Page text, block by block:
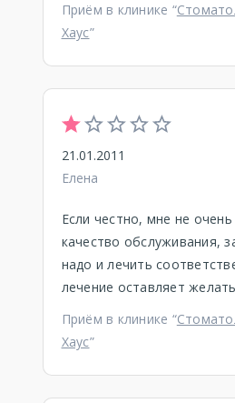
Приём в клинике “
Хаус”
21.01.2011
Елена
Если честно, мне не
качество обслуживания,
надо и лечить
лечение оставляет
Приём в клинике “
Хаус”